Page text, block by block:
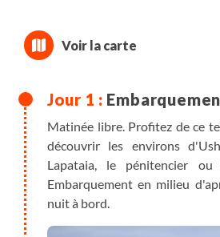
Matinée libre. Profitez de ce
découvrir les environs
Lapataia, le pénitencier
Embarquement en milieu
nuit à bord.